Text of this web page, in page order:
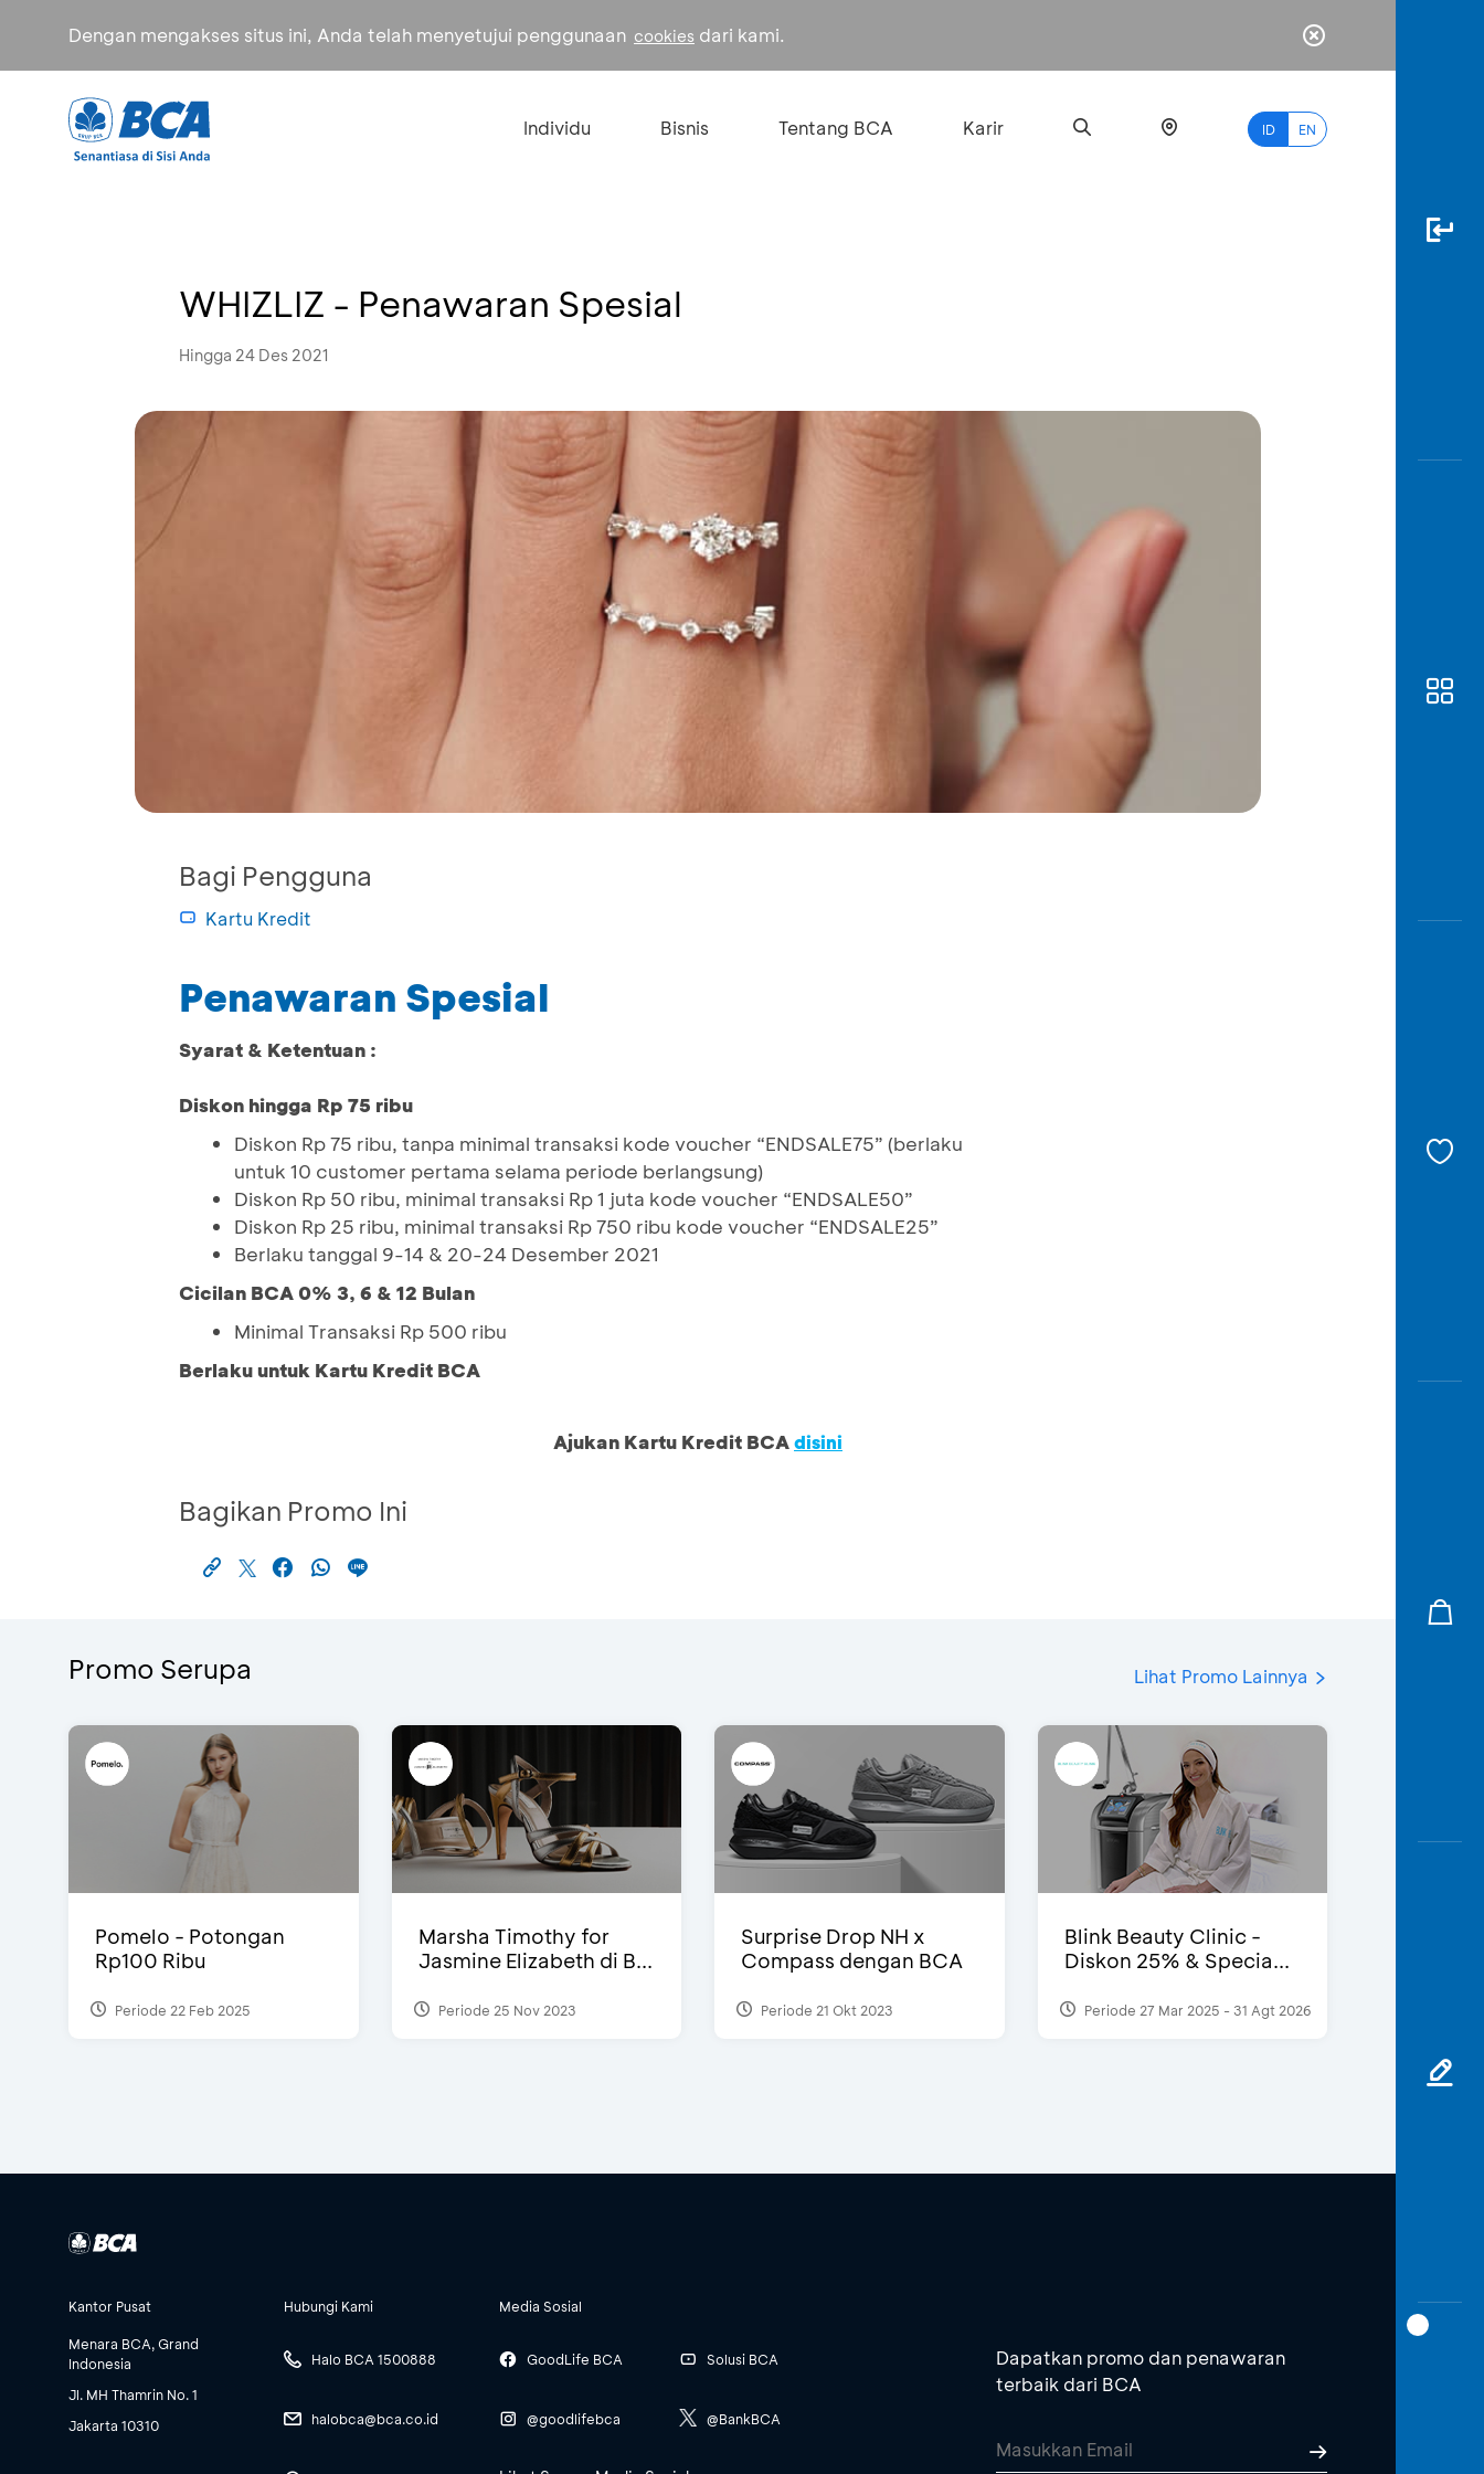
Dengan mengakses situs ini, Anda telah menyetujui penggunaan cookies dari kami.
Individu Bisnis Tentang BCA Karir ID EN
WHIZLIZ - Penawaran Spesial
Hingga 24 Des 2021
Bagi Pengguna
Kartu Kredit
Penawaran Spesial
Syarat & Ketentuan :
Diskon hingga Rp 75 ribu
Diskon Rp 75 ribu, tanpa minimal transaksi kode voucher “ENDSALE75” (berlaku
untuk 10 customer pertama selama periode berlangsung)
Diskon Rp 50 ribu, minimal transaksi Rp 1 juta kode voucher “ENDSALE50”
Diskon Rp 25 ribu, minimal transaksi Rp 750 ribu kode voucher “ENDSALE25”
Berlaku tanggal 9-14 & 20-24 Desember 2021
Cicilan BCA 0% 3, 6 & 12 Bulan
Minimal Transaksi Rp 500 ribu
Berlaku untuk Kartu Kredit BCA
Ajukan Kartu Kredit BCAdisini
Bagikan Promo Ini
Promo Serupa Lihat Promo Lainnya
Pomelo - Potongan
Rp100 Ribu
Periode 22 Feb 2025
Marsha Timothy for
Jasmine Elizabeth di B...
Periode 25 Nov 2023
Surprise Drop NH x
Compass dengan BCA
Periode 21 Okt 2023
Blink Beauty Clinic -
Diskon 25% & Specia...
Periode 27 Mar 2025 - 31 Agt 2026
Kantor Pusat
Menara BCA, Grand
Indonesia
Jl. MH Thamrin No. 1
Jakarta 10310
Hubungi Kami
Halo BCA 1500888
halobca@bca.co.id
Media Sosial
GoodLife BCA
@goodlifebca
Solusi BCA
@BankBCA
Dapatkan promo dan penawaran
terbaik dari BCA